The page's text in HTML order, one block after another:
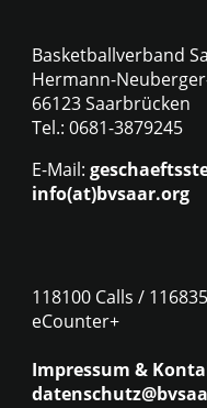
Basketballverband
Hermann-
66123 Saarbrücken
Tel.: 0681-3879245
E-Mail:
info(at)bvsaar.org
118100 Calls /
eCounter+
Impressum &